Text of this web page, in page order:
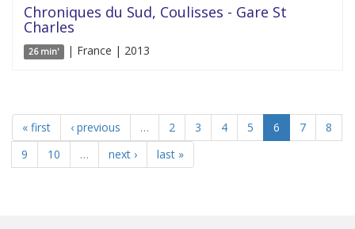
Chroniques du Sud, Coulisses - Gare St
Charles
26 min' | France | 2013
« first ‹ previous … 2 3 4 5 6 7
8
9
10 … next › last »